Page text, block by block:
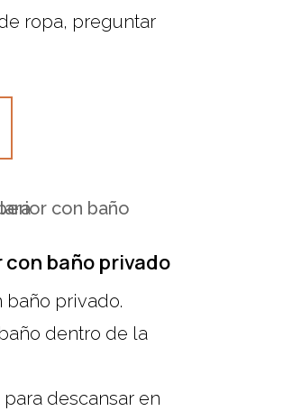
ropa, preguntar
baño privado
privado.
dentro de la
descansar en